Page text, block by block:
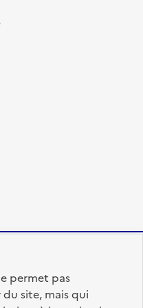
permet pas
site, mais qui